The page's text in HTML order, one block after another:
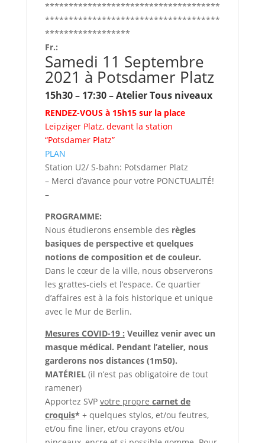
*************************************
*************************************
******************
Fr.:
Samedi 11 Septembre
2021 à Potsdamer Platz
15h30 – 17:30– Atelier Tous niveaux
RENDEZ-VOUS à 15h15 sur la place
Leipziger Platz, devant la station
“Potsdamer Platz”
PLAN
Station U2/ S-bahn: Potsdamer Platz
– Merci d’avance pour votre PONCTUALITÉ!
–
PROGRAMME:
Nous étudierons ensemble des règles
basiques de perspectiveet quelques
notions de composition et de couleur.
Dans le cœur de la ville, nous observerons
les grattes-ciels et l’espace. Ce quartier
d’affaires est à la fois historique et unique
avec le Mur de Berlin.
Mesures COVID-19 : Veuillez venir avec un
masque médical. Pendant l’atelier, nous
garderons nos distances (1m50).
MATÉRIEL (il n’est pas obligatoire de tout
ramener)
Apportez SVP votre propre carnet de
croquis* + quelques stylos, et/ou feutres,
et/ou fine liner, et/ou crayons et/ou